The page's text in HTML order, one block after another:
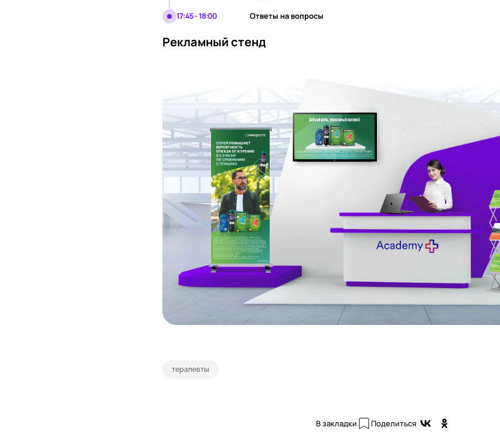
17:45 - 18:00 Ответы на вопросы
Рекламный стенд
терапевты
В закладки Поделиться